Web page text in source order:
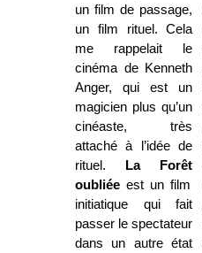
un film de passage,
un film rituel. Cela
me rappelait le
cinéma de Kenneth
Anger, qui est un
magicien plus qu’un
cinéaste, très
attaché à l’idée de
rituel. La Forêt
oubliée est un film
initiatique qui fait
passer le spectateur
dans un autre état